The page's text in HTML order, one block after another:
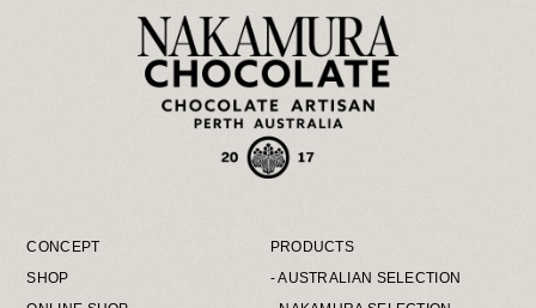
だき誠にありがとうございます。
バレンタイン催事の出店店舗に中村有希が訪
問いたします。
是非、お立ち寄りください。
【オンラインショップ バレンタインご予約
開始のお知らせ】
日頃よりNakamura Chocolateをご愛顧いた
だき誠にありがとうございます。
受注期間は1月15日（月）～2月7日（水）
ぜひ、ご利用ください。
CONCEPT
SHOP
PRODUCTS
- AUSTRALIAN SELECTION